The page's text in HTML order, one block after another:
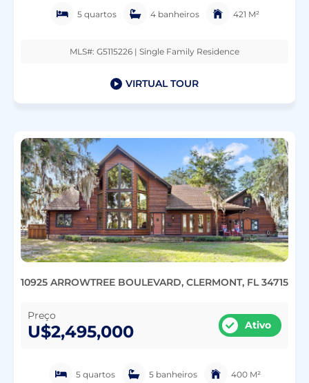
5 quartos 4 banheiros 421 M²
MLS#: G5115226 | Single Family Residence
VIRTUAL TOUR
10925 ARROWTREE BOULEVARD, CLERMONT, FL 34715
Preço
U$2,495,000 Ativo
5 quartos 5 banheiros 400 M²